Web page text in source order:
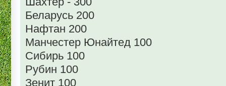
Беларусь 200
Нафтан 200
Манчестер Юнайтед 100
Сибирь 100
Рубин 100
Зенит 100